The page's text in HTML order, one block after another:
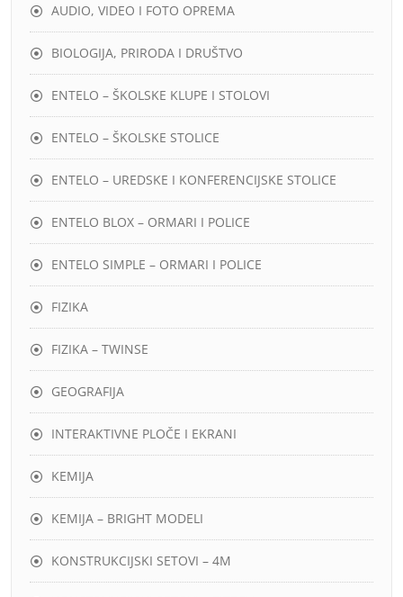
AUDIO, VIDEO I FOTO OPREMA
BIOLOGIJA, PRIRODA I DRUŠTVO
ENTELO – ŠKOLSKE KLUPE I STOLOVI
ENTELO – ŠKOLSKE STOLICE
ENTELO – UREDSKE I KONFERENCIJSKE STOLICE
ENTELO BLOX – ORMARI I POLICE
ENTELO SIMPLE – ORMARI I POLICE
FIZIKA
FIZIKA – TWINSE
GEOGRAFIJA
INTERAKTIVNE PLOČE I EKRANI
KEMIJA
KEMIJA – BRIGHT MODELI
KONSTRUKCIJSKI SETOVI – 4M